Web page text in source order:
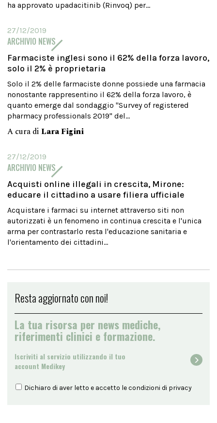
ha approvato upadacitinib (Rinvoq) per...
27/12/2019
ARCHIVIO NEWS
Farmaciste inglesi sono il 62% della forza lavoro,
solo il 2% è proprietaria
Solo il 2% delle farmaciste donne possiede una farmacia
nonostante rappresentino il 62% della forza lavoro, è
quanto emerge dal sondaggio "Survey of registered
pharmacy professionals 2019" del...
A cura di Lara Figini
27/12/2019
ARCHIVIO NEWS
Acquisti online illegali in crescita, Mirone:
educare il cittadino a usare filiera ufficiale
Acquistare i farmaci su internet attraverso siti non
autorizzati è un fenomeno in continua crescita e l'unica
arma per contrastarlo resta l'educazione sanitaria e
l'orientamento dei cittadini...
Resta aggiornato con noi!
La tua risorsa per news mediche,
riferimenti clinici e formazione.
Iscriviti al servizio utilizzando il tuo
account Medikey
Dichiaro di aver letto e accetto le condizioni di privacy